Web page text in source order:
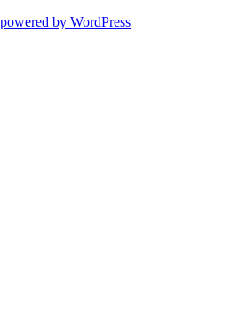
by WordPress